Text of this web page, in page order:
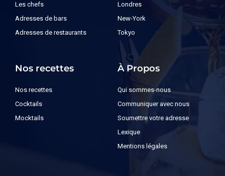
Les chefs
Adresses de bars
Adresses de restaurants
Londres
New-York
Tokyo
Nos recettes
Nos recettes
Cocktails
Mocktails
À Propos
Qui sommes-nous
Communiquer avec nous
Soumettre votre adresse
Lexique
Mentions légales